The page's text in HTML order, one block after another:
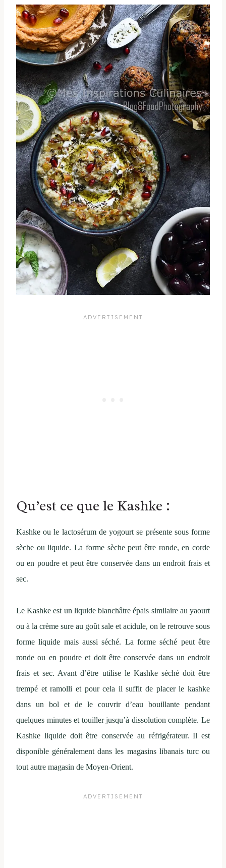
Qu’est ce que le Kashke :
Kashke ou le lactosérum de yogourt se présente sous forme
sèche ou liquide. La forme sèche peut être ronde, en corde
ou en poudre et peut être conservée dans un endroit frais et
sec.
Le Kashke est un liquide blanchâtre épais similaire au yaourt
ou à la crème sure au goût sale et acidule, on le retrouve sous
forme liquide mais aussi séché. La forme séché peut être
ronde ou en poudre et doit être conservée dans un endroit
frais et sec. Avant d’être utilise le Kashke séché doit être
trempé et ramolli et pour cela il suffit de placer le kashke
dans un bol et de le couvrir d’eau bouillante pendant
quelques minutes et touiller jusqu’à dissolution complète. Le
Kashke liquide doit être conservée au réfrigérateur. Il est
disponible généralement dans les magasins libanais turc ou
tout autre magasin de Moyen-Orient.